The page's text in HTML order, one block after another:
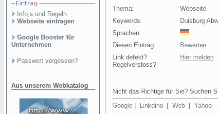
Info,s und Regeln
Webseite eintragen
Google Booster für
Unternehmen
Passwort vergessen?
Aus unserem Webkatalog
Thema:
Webseite
Keywords:
Duisburg
Sprachen:
Diesen Eintrag:
Bewerten
Link defekt?
Regelverstoss?
Hier melden
Nicht das Richtige für Sie? Suchen
Google
Linkdino Web Yahoo